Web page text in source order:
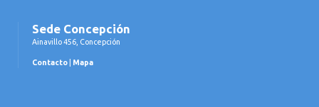
Sede Concepción
Ainavillo 456, Concepción
Contacto Mapa